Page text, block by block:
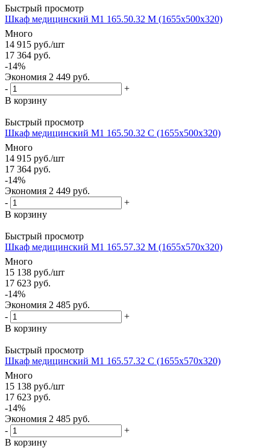
Быстрый просмотр
Шкаф медицинский М1 165.50.32 М (1655x500x320)
Много
14 915 руб./шт
17 364 руб.
-14%
Экономия 2 449 руб.
-
+
В корзину
Быстрый просмотр
Шкаф медицинский М1 165.50.32 С (1655x500x320)
Много
14 915 руб./шт
17 364 руб.
-14%
Экономия 2 449 руб.
-
+
В корзину
Быстрый просмотр
Шкаф медицинский М1 165.57.32 М (1655x570x320)
Много
15 138 руб./шт
17 623 руб.
-14%
Экономия 2 485 руб.
-
+
В корзину
Быстрый просмотр
Шкаф медицинский М1 165.57.32 С (1655x570x320)
Много
15 138 руб./шт
17 623 руб.
-14%
Экономия 2 485 руб.
-
+
В корзину